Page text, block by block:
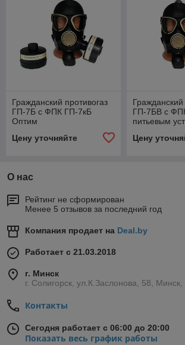
Гражданский противогаз
ГП-7Б с ФПК ГП-7кБ
Оптим
Цену уточняйте
Гражданский
ГП-7БВ с
питьевым
Цену
О нас
Рейтинг не сформирован
Менее 5 отзывов за последний год
Компания продает на Deal.by
Работает с 21.03.2018
г. Минск
г. Солигорск, ул.К.Заслонова, 58,
Контакты
Сегодня работает с 06:00 до 20:00
Показать весь график работы